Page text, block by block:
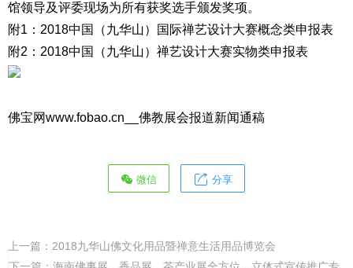
馆领导及评委现场为所有获奖选手颁发奖项。
附1：2018中国（九华山）国际禅艺设计大赛概念类申报表
附2：2018中国（九华山）禅艺设计大赛实物类申报表
佛宝网www.fobao.cn__佛教展会报道新闻通稿
微信 分享
上一篇： 2018九华山佛文化用品暨禅意生活用品博览会